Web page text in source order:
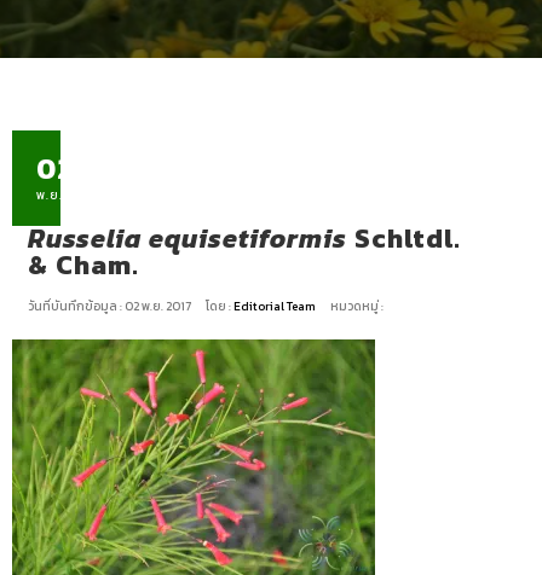
02
พ.ย.
Russelia equisetiformis Schltdl.
& Cham.
วันที่บันทึกข้อมูล : 02 พ.ย. 2017 โดย :Editorial Team หมวดหมู่ :